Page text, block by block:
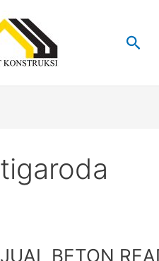
tigaroda
JUAL BETON
JUAL